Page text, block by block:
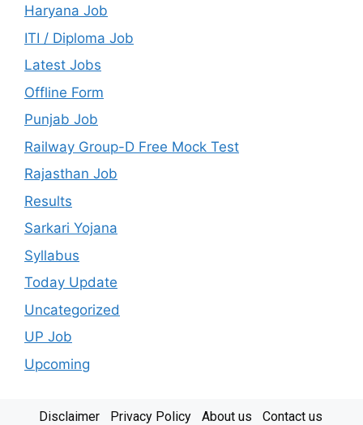
Haryana Job
ITI / Diploma Job
Latest Jobs
Offline Form
Punjab Job
Railway Group-D Free Mock Test
Rajasthan Job
Results
Sarkari Yojana
Syllabus
Today Update
Uncategorized
UP Job
Upcoming
Disclaimer Privacy Policy About us
Contact us